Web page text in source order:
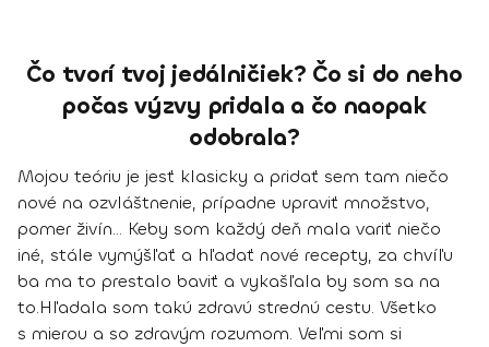
Čo tvorí tvoj jedálničiek? Čo si do neho
počas výzvy pridala a čo naopak
odobrala?
Mojou teóriu je jesť klasicky a pridať sem tam niečo
nové na ozvláštnenie, prípadne upraviť množstvo,
pomer živín... Keby som každý deň mala variť niečo
iné, stále vymýšľať a hľadať nové recepty, za chvíľu
ba ma to prestalo baviť a vykašľala by som sa na
to.Hľadala som takú zdravú strednú cestu. Všetko
s mierou a so zdravým rozumom. Veľmi som si